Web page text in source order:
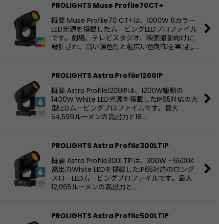
PROLIGHTS Muse Profile70CT+
概要 Muse Profile70 CT+は、1000W 6カラー
LED光源を搭載したムービングLEDプロファイル
です。劇場、テレビスタジオ、映画撮影向けに
設計され、高い演色性と幅広い色制御を実現し…
PROLIGHTS Astra Profile1200IP
概要 Astra Profile1200IPは、1200W駆動の
1400W White LED光源を搭載したIP65対応の大
型LEDムービングプロファイルです。最大
54,599ルーメンの高出力と18…
PROLIGHTS Astra Profile300LTIP
概要 Astra Profile300LTIPは、300W・6500K
高出力White LEDを搭載したIP65対応のロング
スローLEDムービングプロファイルです。最大
12,065ルーメンの高出力と…
PROLIGHTS Astra Profile500LTIP